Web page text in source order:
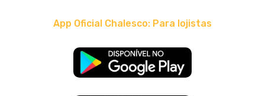
App Oficial Chalesco: Para lojistas